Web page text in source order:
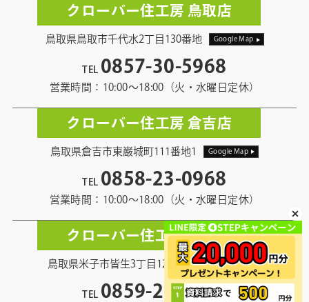
クローバー住工房 鳥取店
鳥取県鳥取市千代水2丁目130番地 Google Map
TEL 0857-30-5968
営業時間：10:00〜18:00（火・水曜日定休）
クローバー住工房 倉吉店
鳥取県倉吉市東巌城町111番地1 Google Map
TEL 0858-23-0968
営業時間：10:00〜18:00（火・水曜日定休）
クローバー住工房 米子店
鳥取県米子市皆生3丁目12番地13 Google Map
TEL 0859-21-5968